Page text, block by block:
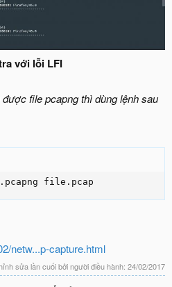
với lỗi LFI
file pcapng thì dùng lệnh sau
file.pcap
netw...p-capture.html
sửa lần cuối bởi người điều hành: 24/02/2017